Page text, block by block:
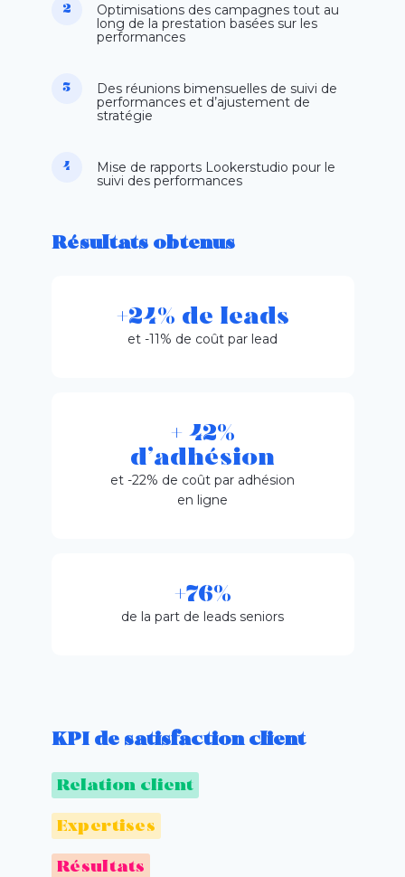
Optimisations des campagnes tout au
long de la prestation basées sur les
performances
Des réunions bimensuelles de suivi de
performances et d’ajustement de
stratégie
Mise de rapports Lookerstudio pour le
suivi des performances
Résultats obtenus
+24% de leads
et -11% de coût par lead
+ 42%
d’adhésion
et -22% de coût par adhésion
en ligne
+76%
de la part de leads seniors
KPI de satisfaction client
Relation client
Expertises
Résultats